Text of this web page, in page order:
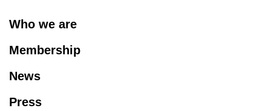
Who we are
Membership
News
Press